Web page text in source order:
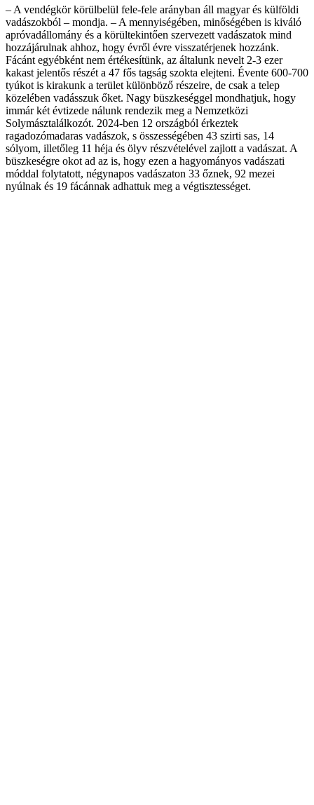
– A vendégkör körülbelül fele-fele arányban áll magyar és külföldi
vadászokból – mondja. – A mennyiségében, minőségében is kiváló
apróvadállomány és a körültekintően szervezett vadászatok mind
hozzájárulnak ahhoz, hogy évről évre visszatérjenek hozzánk.
Fácánt egyébként nem értékesítünk, az általunk nevelt 2-3 ezer
kakast jelentős részét a 47 fős tagság szokta elejteni. Évente 600-700
tyúkot is kirakunk a terület különböző részeire, de csak a telep
közelében vadásszuk őket. Nagy büszkeséggel mondhatjuk, hogy
immár két évtizede nálunk rendezik meg a Nemzetközi
Solymásztalálkozót. 2024-ben 12 országból érkeztek
ragadozómadaras vadászok, s összességében 43 szirti sas, 14
sólyom, illetőleg 11 héja és ölyv részvételével zajlott a vadászat. A
büszkeségre okot ad az is, hogy ezen a hagyományos vadászati
móddal folytatott, négynapos vadászaton 33 őznek, 92 mezei
nyúlnak és 19 fácánnak adhattuk meg a végtisztességet.